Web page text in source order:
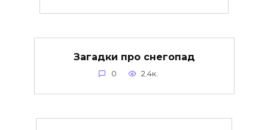
Загадки про снегопад
0 2.4к.